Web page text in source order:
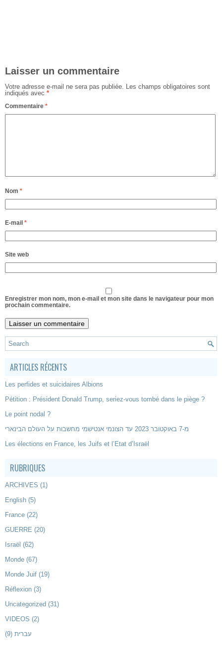
Laisser un commentaire
Votre adresse e-mail ne sera pas publiée. Les champs obligatoires sont
indiqués avec *
Commentaire *
Nom *
E-mail *
Site web
Enregistrer mon nom, mon e-mail et mon site dans le navigateur pour mon
prochain commentaire.
ARTICLES RÉCENTS
Les perfides et suicidaires Albions
Pétition : Président Donald Trump, seriez-vous tombé dans le piège ?
Le point nodal ?
מ-7 באוקטובר 2023 עד הצונמי אנטישמי מחשבות על העולם הבינארי
Les élections en France, les Juifs et l’Etat d’Israël
RUBRIQUES
ARCHIVES (1)
English (5)
France (22)
GUERRE (20)
Israël (62)
Monde (67)
Monde Juif (19)
Réflexion (3)
Uncategorized (31)
VIDEOS (2)
עברית (9)